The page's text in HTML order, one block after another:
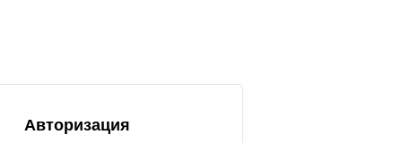
Авторизация